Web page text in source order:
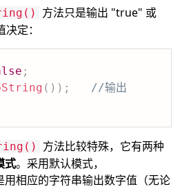
方法只是输出 "true" 或
定：
;
( ) ) ;
//输出
方法比较特殊，它有两种
式。采用默认模式，
用相应的字符串输出数字值（无论